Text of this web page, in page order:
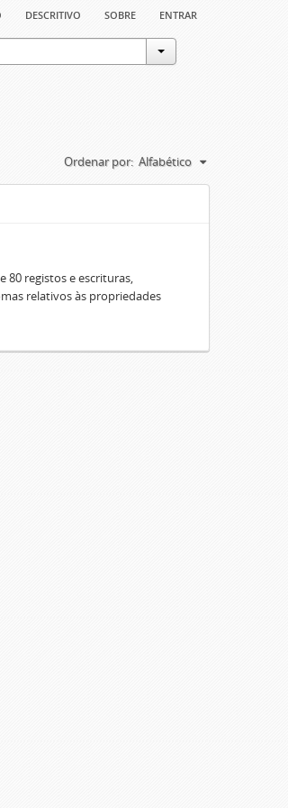
descritivo sobre entrar
Ordenar por: Alfabético
80 registos e escrituras,
relativos às propriedades